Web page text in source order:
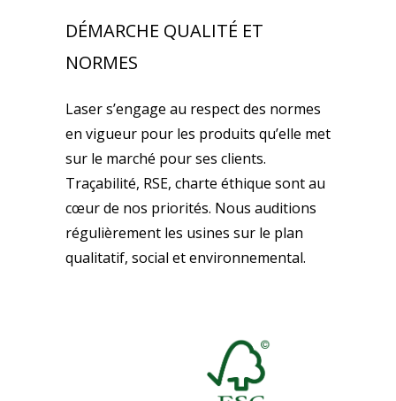
DÉMARCHE QUALITÉ ET
NORMES
Laser s’engage au respect des normes
en vigueur pour les produits qu’elle met
sur le marché pour ses clients.
Traçabilité, RSE, charte éthique sont au
cœur de nos priorités. Nous auditions
régulièrement les usines sur le plan
qualitatif, social et environnemental.